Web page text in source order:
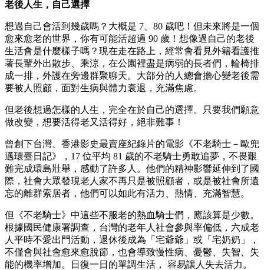
老後人生，自己選擇
想過自己會活到幾歲嗎？大概是 7、80 歲吧！但未來將是一個
愈來愈老的世界，你有可能活超過 90 歲！想像過自己的老後
生活會是什麼樣子嗎？現在走在路上，經常會看見外籍看護推
著長輩外出散步、乘涼，在公園裡盡是病弱的長者們，輪椅排
成一排，外護在旁邊群聚聊天。大部分的人總會擔心變老後需
要被人照顧，面對生病與體力衰退，充滿焦慮。
但老後想過怎樣的人生，完全在於自己的選擇。只要我們願意
做改變，想要活得老又活得好，絕非難事！
曾創下台灣、香港影史最賣座紀錄片的電影《不老騎士－歐兜
邁環臺日記》，17 位平均 81 歲的不老騎士勇敢追夢，不畏艱
難完成環島壯舉，感動了許多人。他們的精神影響延伸到了國
際，社會大眾發現老人家不再只是被照顧者，或是被社會所遺
忘的離群索居者，他們可以如此有活力、熱情、充滿智慧。
但《不老騎士》中這些不服老的熱血騎士們，應該算是少數。
根據國民健康署調查，台灣的老年人社會參與率偏低，六成老
人平時不愛出門活動，退休後成為「宅爺爺」或「宅奶奶」，
不僅會與社會愈來愈脫節，也會導致慢性病、憂鬱、失智、失
能的機率增加。日復一日的單調生活， 容易讓人失去活力。